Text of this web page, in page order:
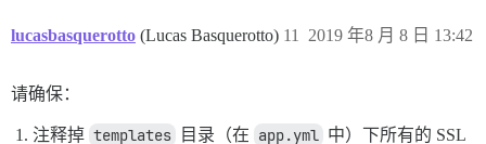
lucasbasquerotto (Lucas Basquerotto) 2019 年8 月 8 日 13:42
11
请确保：
注释掉 templates 目录（在 app.yml 中）下所有的 SSL